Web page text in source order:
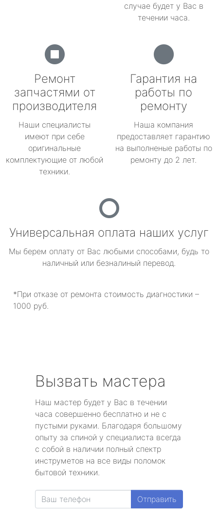
случае будет у Вас в
течении часа.
Ремонт
запчастями от
производителя
Наши специалисты
имеют при себе
оригинальные
комплектующие от любой
техники.
Гарантия на
работы по
ремонту
Наша компания
предоставляет гарантию
на выполненые работы по
ремонту до 2 лет.
Универсальная оплата наших услуг
Мы берем оплату от Вас любыми способами, будь то
наличный или безналиный перевод.
*При отказе от ремонта стоимость диагностики –
1000 руб.
Вызвать мастера
Наш мастер будет у Вас в течении
часа совершенно бесплатно и не с
пустыми руками. Благодаря большому
опыту за спиной у специалиста всегда
с собой в наличии полный спектр
инструметов на все виды поломок
бытовой техники.
Отправить